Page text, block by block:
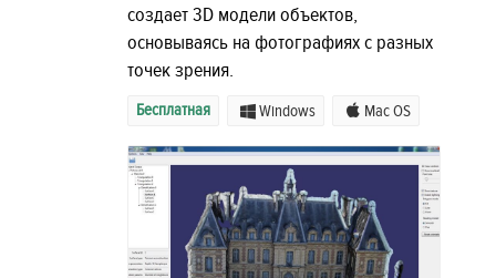
создает 3D модели объектов,
основываясь на фотографиях с разных
точек зрения.
Бесплатная Windows Mac OS